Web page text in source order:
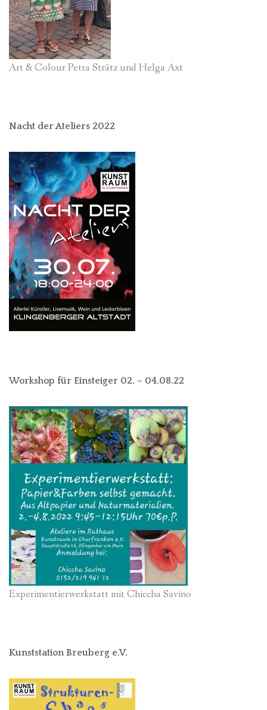
Art & Colour Petra Strätz und Helga Axt
Nacht der Ateliers 2022
Workshop für Einsteiger 02. – 04.08.22
Experimentierwerkstatt mit Chiccha Savino
Kunststation Breuberg e.V.